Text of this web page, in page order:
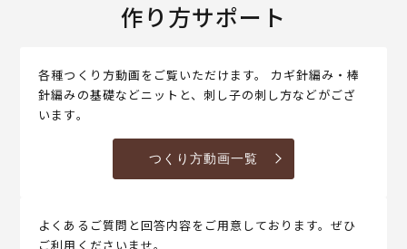
作り方サポート
各種つくり方動画をご覧いただけます。 カギ針編み・棒
針編みの基礎などニットと、刺し子の刺し方などがござ
います。
つくり方動画一覧
よくあるご質問と回答内容をご用意しております。ぜひ
ご利用くださいませ。